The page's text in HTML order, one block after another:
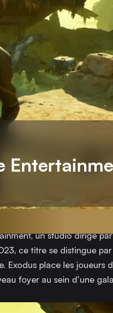
un studio dirigé
ce titre se distingue
Exodus place les joueurs
foyer au sein d’une